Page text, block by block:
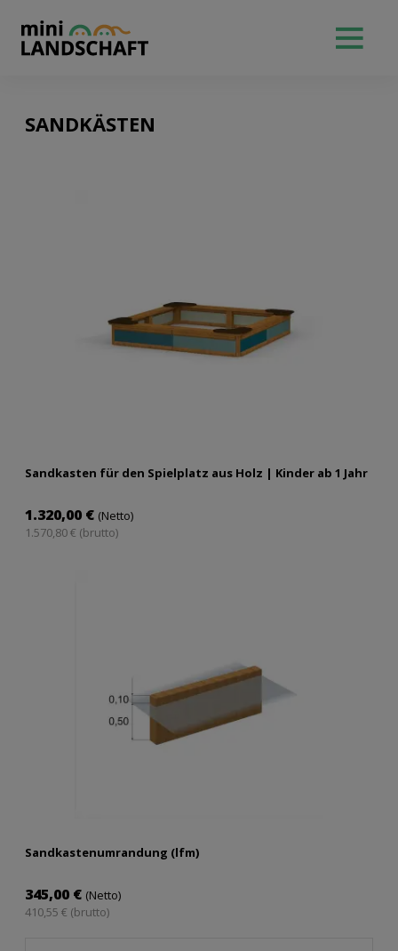
SANDKÄSTEN
Sandkasten für den Spielplatz aus Holz | Kinder ab 1 Jahr
1.320,00 € (Netto)
1.570,80 € (brutto)
Sandkastenumrandung (lfm)
345,00 € (Netto)
410,55 € (brutto)